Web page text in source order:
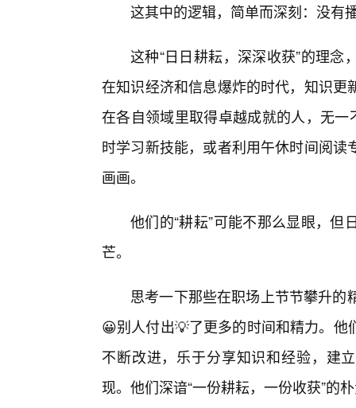
这其中的逻辑，简单而深刻：没有
这种“日日耕耘，深深收获”的理
在知识经济和信息爆炸的时代，知识
在各自领域里取得卓越成就的人，无
时学习新技能，或者利用午休时间阅
画画。
他们的“耕耘”可能不那么显眼，
芒。
思考一下那些在职场上节节攀升
😀别人付出💡了更多的时间和精力。
不断改进，乐于分享知识和经验，建
现。他们深谙“一份耕耘，一份收获”的